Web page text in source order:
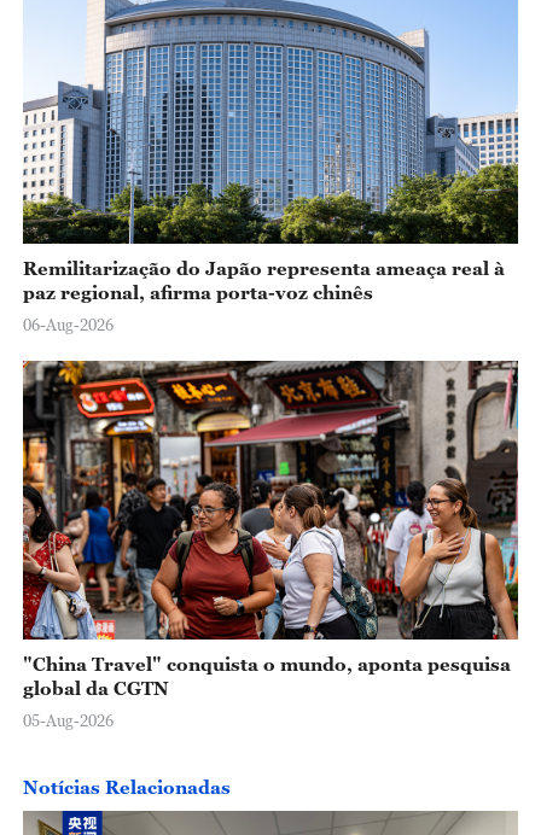
Remilitarização do Japão representa ameaça real à
paz regional, afirma porta-voz chinês
06-Aug-2026
"China Travel" conquista o mundo, aponta pesquisa
global da CGTN
05-Aug-2026
Notícias Relacionadas